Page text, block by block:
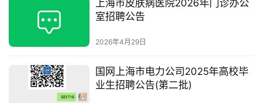
上海市皮肤病医院2026年门诊办公
室招聘公告
2026年4月29日
国网上海市电力公司2025年高校毕
业生招聘公告(第二批)